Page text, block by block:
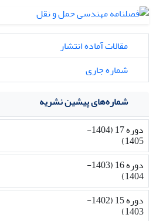
مقالات آماده انتشار
شماره جاری
شماره‌های پیشین نشریه
دوره 17 (1404-
1405)
دوره 16 (1403-
1404)
دوره 15 (1402-
1403)